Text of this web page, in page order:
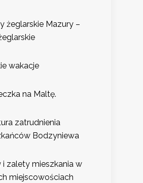
żeglarskie Mazury –
wakacje
na Maltę.
zatrudnienia
Bodzyniewa
i zalety mieszkania w
miejscowościach